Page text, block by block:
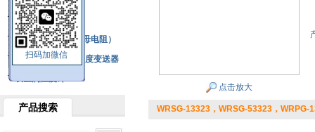
扫码加微信
热电阻
铂热电阻元件（云母电阻）
SBW系列一体化温度变送器
双金属温度计
产品搜索
点击放大
WRSG-13323，WRSG-53323，WRPG-